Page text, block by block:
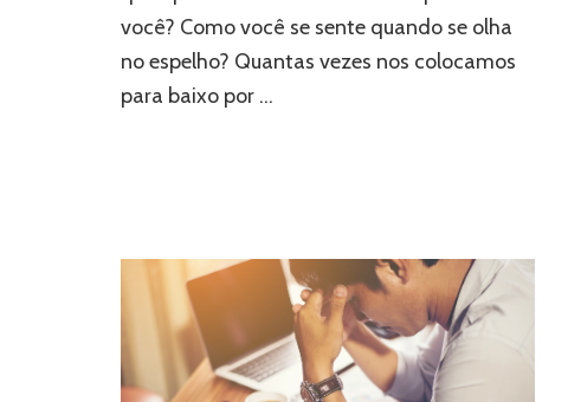
você? Como você se sente quando se olha
no espelho? Quantas vezes nos colocamos
para baixo por …